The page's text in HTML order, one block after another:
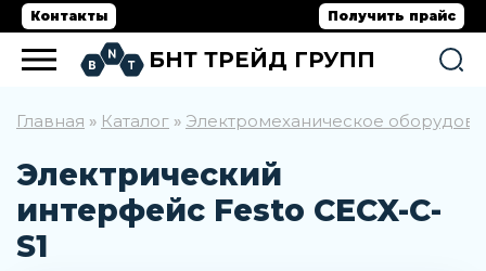
Контакты Получить прайс
БНТ ТРЕЙД ГРУПП
Главная » Каталог » Электромеханическое
Электрический
интерфейс Festo CECX-C-
S1